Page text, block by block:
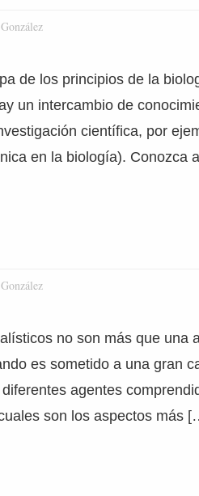
de los principios de la
un intercambio de
científica, por
en la biología). Conozca
no son más que una
es sometido a una gran
agentes
son los aspectos más